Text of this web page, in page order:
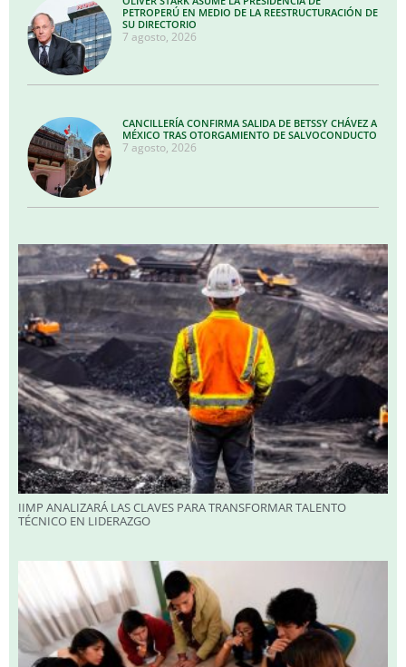
PETROPERÚ EN MEDIO DE LA REESTRUCTURACIÓN DE
SU DIRECTORIO
7 agosto, 2026
CANCILLERÍA CONFIRMA SALIDA DE BETSSY CHÁVEZ A
MÉXICO TRAS OTORGAMIENTO DE SALVOCONDUCTO
7 agosto, 2026
IIMP ANALIZARÁ LAS CLAVES PARA TRANSFORMAR TALENTO
TÉCNICO EN LIDERAZGO